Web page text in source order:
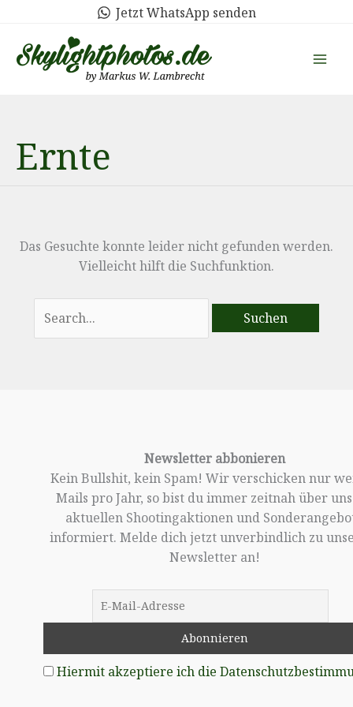
springen
Jetzt WhatsApp senden
Ernte
Das Gesuchte konnte leider nicht gefunden werden.
Vielleicht hilft die Suchfunktion.
nach:
Newsletter abbonieren
Kein Bullshit, kein Spam! Wir verschicken nur
Mails pro Jahr, so bist du immer zeitnah über
aktuellen Shootingaktionen und
informiert. Melde dich jetzt unverbindlich zu
Newsletter an!
Hiermit akzeptiere ich die